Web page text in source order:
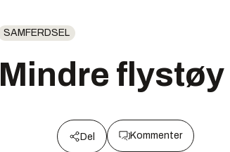
SAMFERDSEL
Mindre flystøy
Del Kommenter